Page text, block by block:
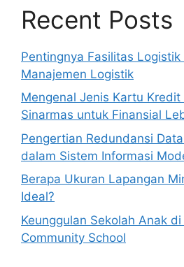
Recent Posts
Pentingnya Fasilitas
Manajemen Logistik
Mengenal Jenis Kartu Kredit
Sinarmas untuk Finansial
Pengertian Redundansi
dalam Sistem Informasi
Berapa Ukuran Lapangan
Ideal?
Keunggulan Sekolah Anak
Community School